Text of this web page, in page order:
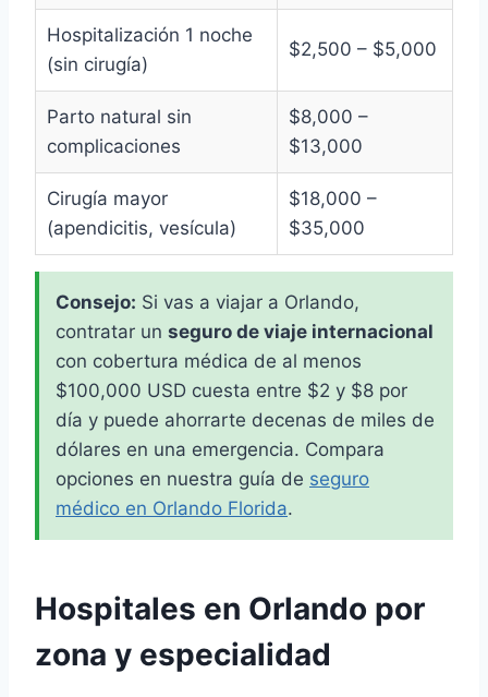
Hospitalización 1 noche
(sin cirugía)
$2,500 – $5,000
Parto natural sin
complicaciones
$8,000 –
$13,000
Cirugía mayor
(apendicitis, vesícula)
$18,000 –
$35,000
Consejo: Si vas a viajar a Orlando,
contratar un seguro de viaje internacional
con cobertura médica de al menos
$100,000 USD cuesta entre $2 y $8 por
día y puede ahorrarte decenas de miles de
dólares en una emergencia. Compara
opciones en nuestra guía de seguro
médico en Orlando Florida.
Hospitales en Orlando por
zona y especialidad